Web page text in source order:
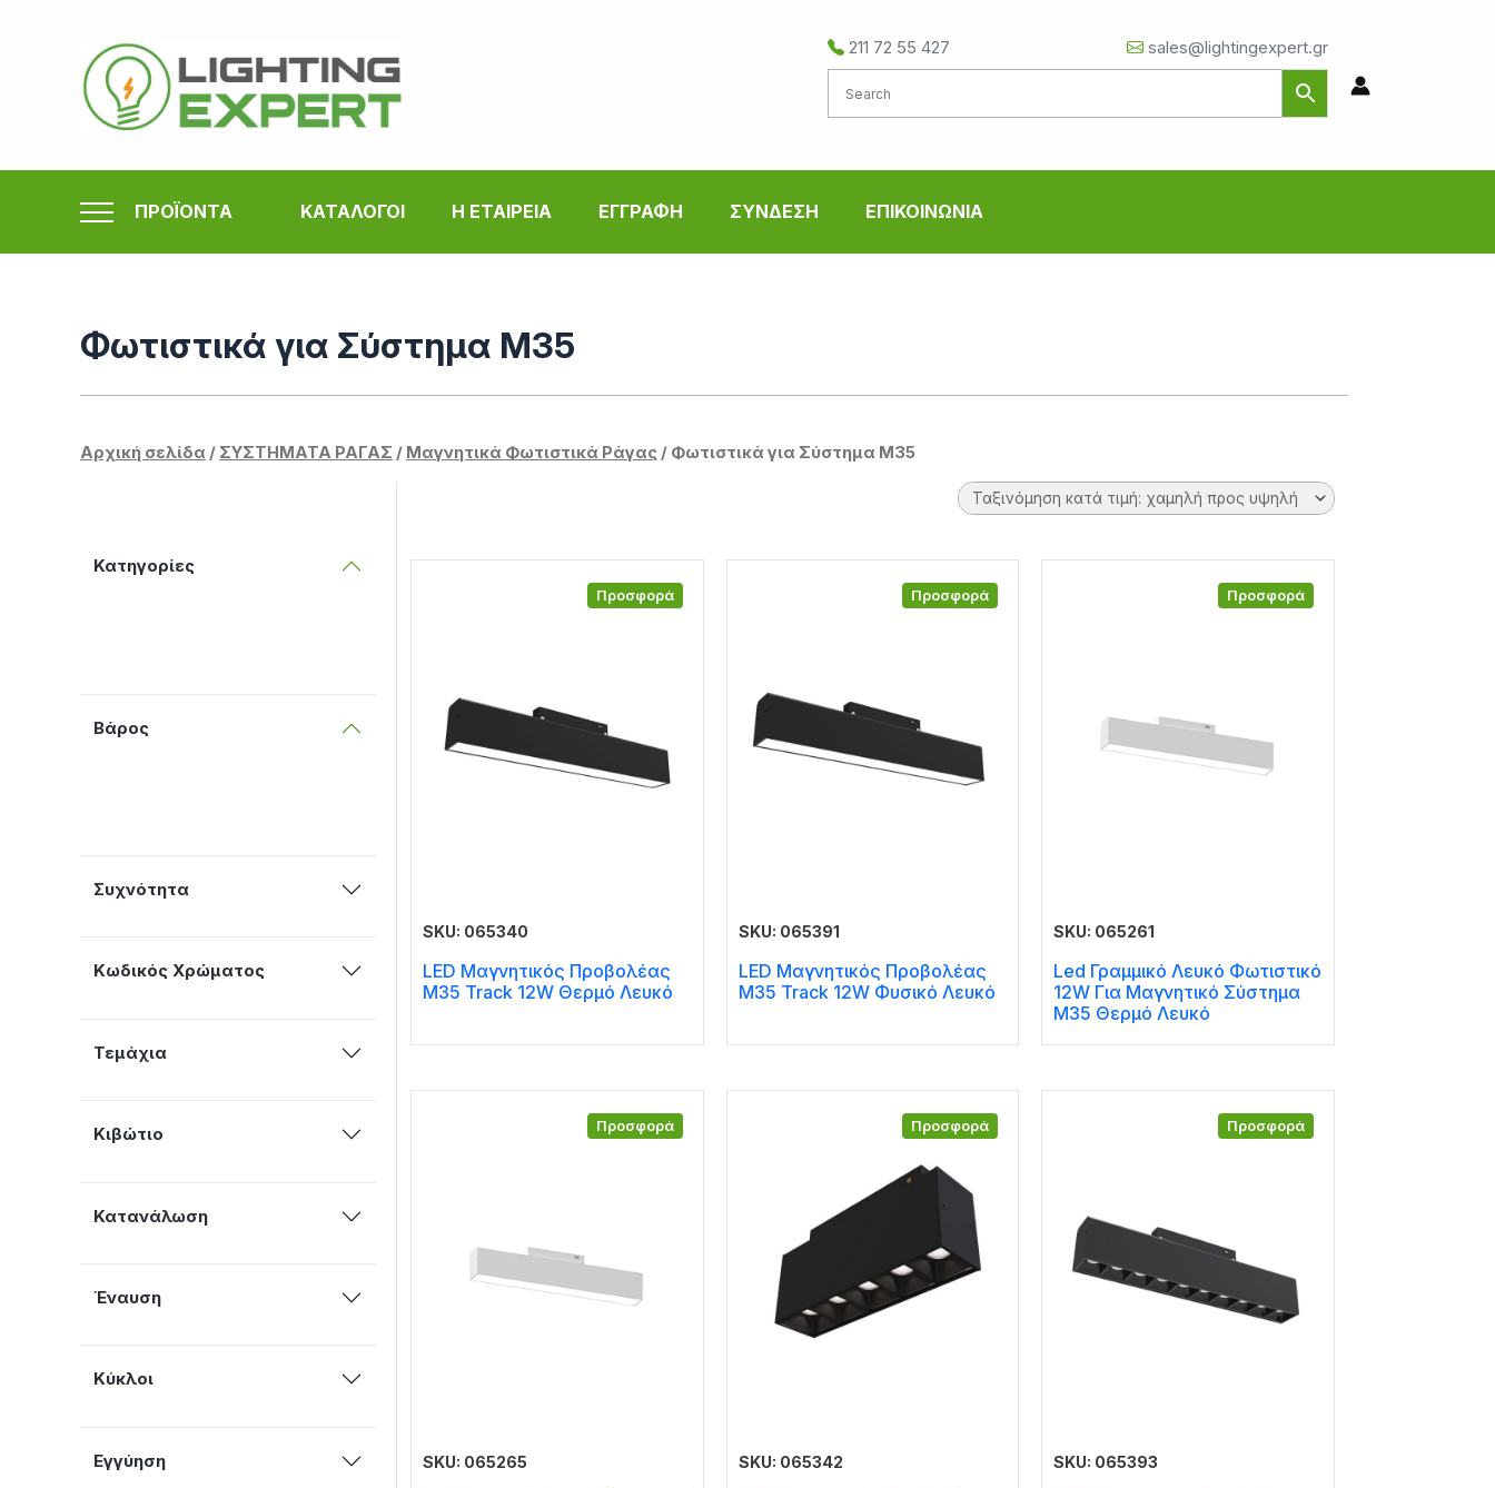
περιεχόμενο
211 72 55 427 sales@lightingexpert.gr
ΠΡΟΪΟΝΤΑ ΚΑΤΑΛΟΓΟΙ Η ΕΤΑΙΡΕΙΑ ΕΓΓΡΑΦΗ ΣΥΝΔΕΣΗ ΕΠΙΚΟΙΝΩΝΙΑ
Φωτιστικά για Σύστημα Μ35
Αρχική σελίδα / ΣΥΣΤΗΜΑΤΑ ΡΑΓΑΣ / Μαγνητικά Φωτιστικά Ράγας / Φωτιστικά για Σύστημα Μ35
Κατηγορίες
Βάρος
Συχνότητα
Κωδικός Χρώματος
Τεμάχια
Κιβώτιο
Κατανάλωση
Έναυση
Κύκλοι
Εγγύηση
Προσφορά
SKU: 065340
LED Μαγνητικός Προβολέας
M35 Track 12W Θερμό Λευκό
Προσφορά
SKU: 065391
LED Μαγνητικός Προβολέας
M35 Track 12W Φυσικό Λευκό
Προσφορά
SKU: 065261
Led Γραμμικό Λευκό Φωτιστικό
12W Για Μαγνητικό Σύστημα
Μ35 Θερμό Λευκό
Προσφορά
SKU: 065265
Προσφορά
SKU: 065342
Προσφορά
SKU: 065393